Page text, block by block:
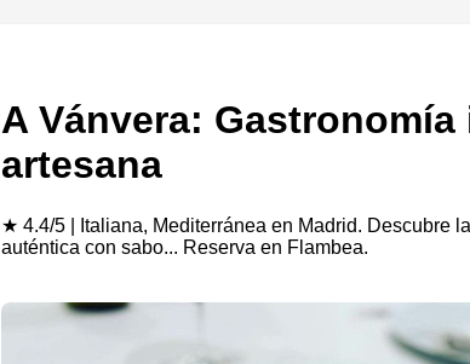
A Vánvera:
artesana
★ 4.4/5 | Italiana, Mediterránea en Madrid. Descubre
auténtica con sabo... Reserva en Flambea.